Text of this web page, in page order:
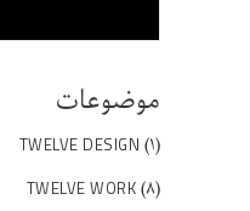
موضوعات
TWELVE DESIGN (۱)
TWELVE WORK (۸)